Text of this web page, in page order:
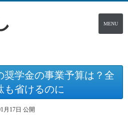
MENU
奨学金の事業予算は？全
も省けるのに
月17日 公開